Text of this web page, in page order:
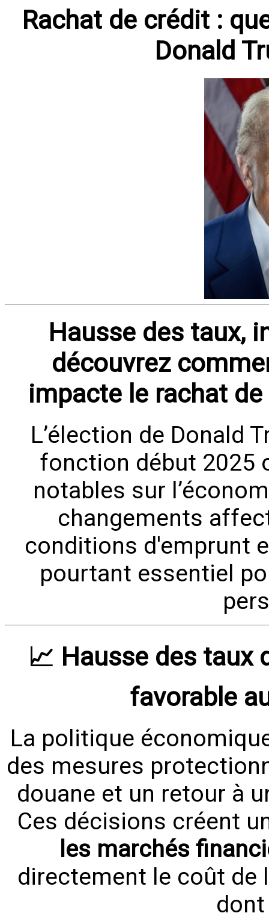
Rachat de crédit :
Donald
Hausse des taux,
découvrez
impacte le rachat
L’élection de Donald
fonction début 2025
notables sur
changements
conditions d'emprunt
pourtant essentiel
📈 Hausse des taux
favorable
La politique
des mesures
douane et un retour à
Ces décisions créent
les marchés
directement le coût de
dont